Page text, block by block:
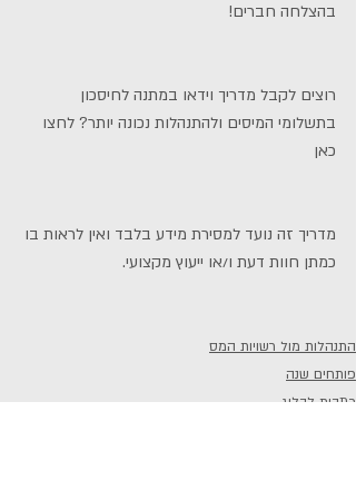
בהצלחה חברים!
רוצים לקבל מדריך וידאו במתנה לחיסכון
בתשלומי המיסים ולהתנהלות נכונה יותר? לחצו
כאן
מדריך זה נועד למסירת מידע בלבד ואין לראות בו
כמתן חוות דעת ו/או ייעוץ מקצועי.
התנהלות מול רשויות המס
פותחים שנה
כתבות לבלוג